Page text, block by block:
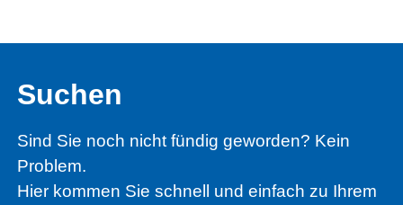
Suchen
Sind Sie noch nicht fündig geworden? Kein
Problem.
Hier kommen Sie schnell und einfach zu Ihrem